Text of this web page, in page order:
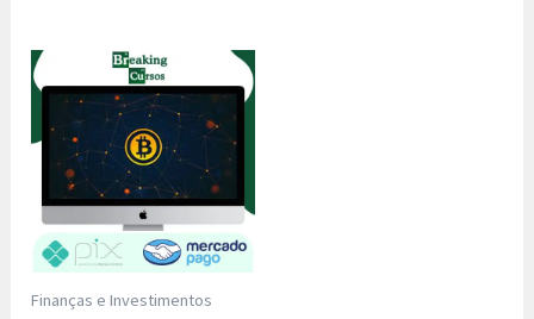
Finanças e Investimentos